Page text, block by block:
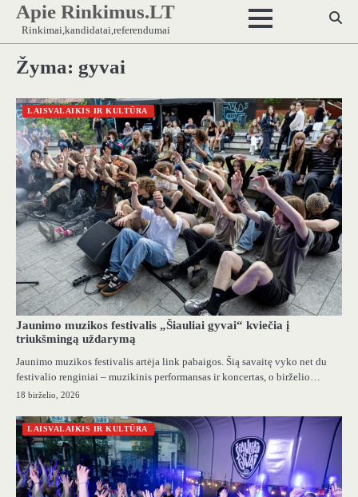
Skip
content
Apie Rinkimus.LT
Rinkimai,kandidatai,referendumai
Žyma: gyvai
LAISVALAIKIS IR KULTŪRA
Jaunimo muzikos festivalis „Šiauliai gyvai“ kviečia į
triukšmingą uždarymą
Jaunimo muzikos festivalis artėja link pabaigos. Šią savaitę vyko net du
festivalio renginiai – muzikinis performansas ir koncertas, o birželio…
18 birželio, 2026
LAISVALAIKIS IR KULTŪRA